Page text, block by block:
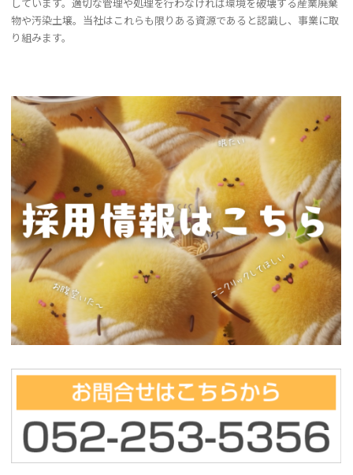
物や汚染土壌。当社はこれらも限りある資源であると認識し、事業に取
り組みます。